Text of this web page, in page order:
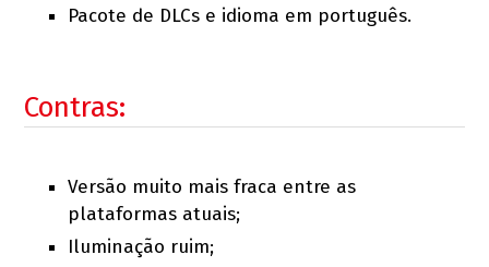
Pacote de DLCs e idioma em português.
Contras:
Versão muito mais fraca entre as
plataformas atuais;
Iluminação ruim;